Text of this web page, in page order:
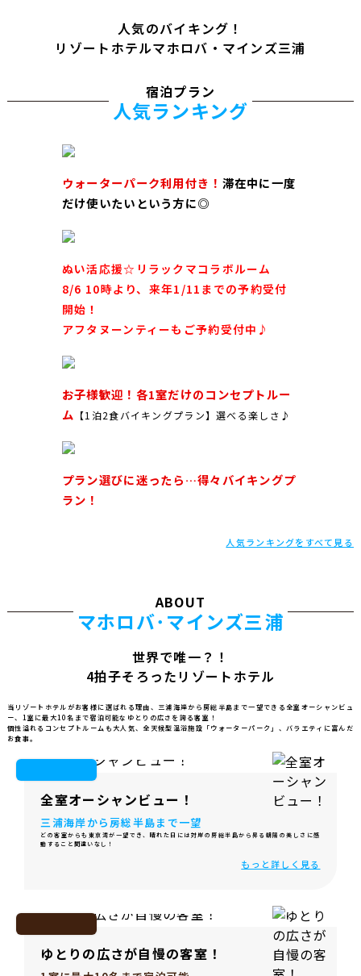
人気のバイキング！
リゾートホテルマホロバ・マインズ三浦
宿泊プラン
人気ランキング
ウォーターパーク利用付き！ 滞在中に一度
だけ使いたいという方に◎
ぬい活応援☆リラックマコラボルーム
8/6 10時より、来年1/11までの予約受付
開始！
アフタヌーンティーもご予約受付中♪
お子様歓迎！各1室だけのコンセプトルー
ム 【1泊2食バイキングプラン】選べる楽しさ♪
プラン選びに迷ったら…得々バイキングプ
ラン！
人気ランキングをすべて見る
ABOUT
マホロバ･マインズ三浦
世界で唯一？！
4拍子そろったリゾートホテル
当リゾートホテルがお客様に選ばれる理由、三浦海岸から房総半島まで一望できる全室オーシャンビュ
ー、
1室に最大10名まで宿泊可能なゆとりの広さを誇る客室！
個性溢れるコンセプトルームも大人気、全天候型温浴施設「ウォーターパーク」、 バラエティに富んだ
お食事。
全室オーシャンビュー！
三浦海岸から房総半島まで一望
どの客室からも東京湾が一望でき、晴れた日には対岸の房総半島から昇る朝陽の美しさに感
動すること間違いなし！
もっと詳しく見る
ゆとりの広さが自慢の客室！